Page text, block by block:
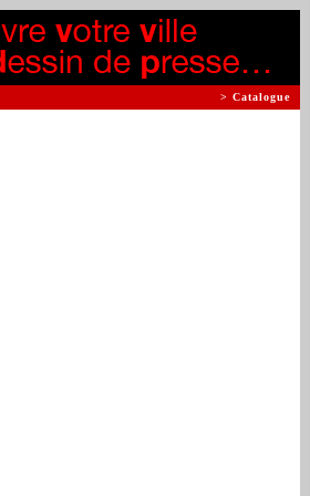
> Catalogue